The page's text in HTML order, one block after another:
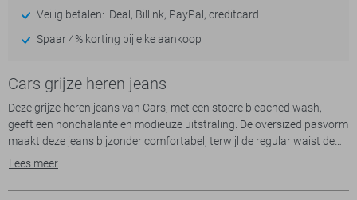
Veilig betalen: iDeal, Billink, PayPal, creditcard
Spaar 4% korting bij elke aankoop
Cars grijze heren jeans
Deze grijze heren jeans van Cars, met een stoere bleached wash,
geeft een nonchalante en modieuze uitstraling. De oversized pasvorm
maakt deze jeans bijzonder comfortabel, terwijl de regular waist de
klassieke denim look behoudt. Het 5-pocket ontwerp biedt niet alleen
knoop- en ritssluiting is het dagelijkse gebruik erg eenvoudig en
Lees meer